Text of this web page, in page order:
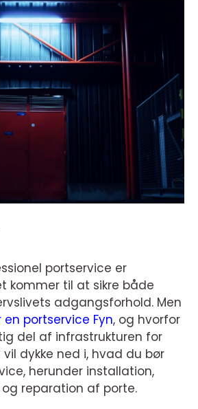
portservice er
kommer til at sikre både
adgangsforhold. Men
portservice Fyn, og hvorfor
del af infrastrukturen for
dykke ned i, hvad du bør
herunder installation,
reparation af porte.